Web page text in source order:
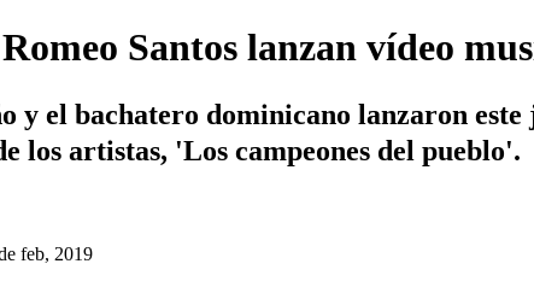
Santos lanzan vídeo
y el bachatero dominicano lanzaron este
los artistas, 'Los campeones del pueblo'.
feb, 2019